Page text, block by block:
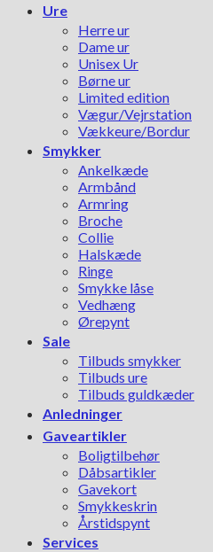
Ure
Herre ur
Dame ur
Unisex Ur
Børne ur
Limited edition
Vægur/Vejrstation
Vækkeure/Bordur
Smykker
Ankelkæde
Armbånd
Armring
Broche
Collie
Halskæde
Ringe
Smykke låse
Vedhæng
Ørepynt
Sale
Tilbuds smykker
Tilbuds ure
Tilbuds guldkæder
Anledninger
Gaveartikler
Boligtilbehør
Dåbsartikler
Gavekort
Smykkeskrin
Årstidspynt
Services